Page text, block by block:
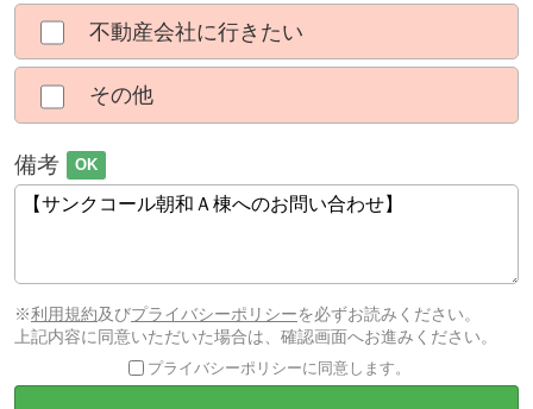
不動産会社に行きたい
その他
備考 OK
※利用規約及びプライバシーポリシーを必ずお読みください。
上記内容に同意いただいた場合は、確認画面へお進みください。
プライバシーポリシーに同意します。